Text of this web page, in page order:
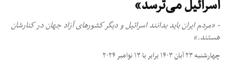
اسرائیل می‌ترسد»
- «مردم ايران بايد بدانند اسرائيل و ديگر كشورهاى آزاد جهان در كنارشان
هستند.»
چهارشنبه ۲۳ آبان ۱۴۰۳ برابر با ۱۳ نوامبر ۲۰۲۴